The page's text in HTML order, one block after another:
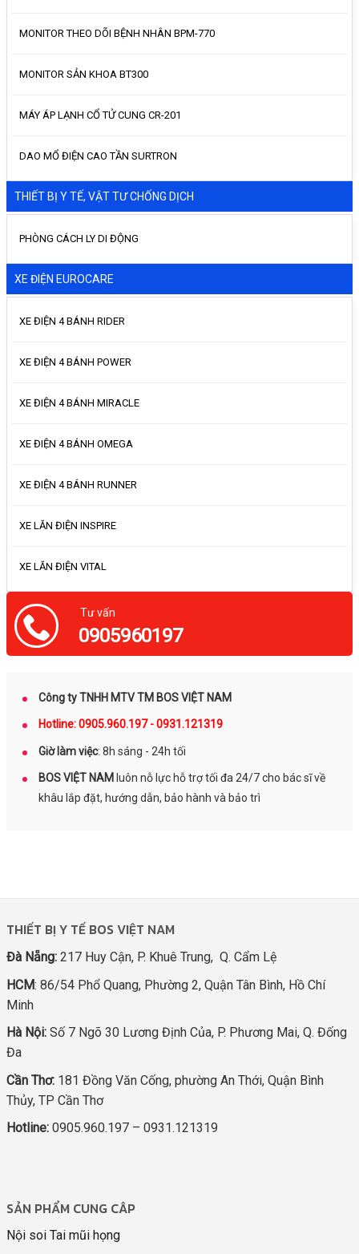
MONITOR THEO DÕI BỆNH NHÂN BPM-770
MONITOR SẢN KHOA BT300
MÁY ÁP LẠNH CỔ TỬ CUNG CR-201
DAO MỔ ĐIỆN CAO TẦN SURTRON
THIẾT BỊ Y TẾ, VẬT TƯ CHỐNG DỊCH
PHÒNG CÁCH LY DI ĐỘNG
XE ĐIỆN EUROCARE
XE ĐIỆN 4 BÁNH RIDER
XE ĐIỆN 4 BÁNH POWER
XE ĐIỆN 4 BÁNH MIRACLE
XE ĐIỆN 4 BÁNH OMEGA
XE ĐIỆN 4 BÁNH RUNNER
XE LĂN ĐIỆN INSPIRE
XE LĂN ĐIỆN VITAL
Tư vấn
Công ty TNHH MTV TM BOS VIỆT NAM
Hotline: 0905.960.197 - 0931.121319
Giờ làm việc: 8h sáng - 24h tối
BOS VIỆT NAM luôn nỗ lực hỗ trợ tối đa 24/7 cho bác sĩ về
khâu lắp đặt, hướng dẫn, bảo hành và bảo trì
THIẾT BỊ Y TẾ BOS VIỆT NAM
Đà Nẵng: 217 Huy Cận, P. Khuê Trung, Q. Cẩm Lệ
HCM: 86/54 Phổ Quang, Phường 2, Quận Tân Bình, Hồ Chí
Minh
Hà Nội: Số 7 Ngõ 30 Lương Định Của, P. Phương Mai, Q. Đống
Đa
Cần Thơ: 181 Đồng Văn Cống, phường An Thới, Quận Bình
Thủy, TP Cần Thơ
Hotline: 0905.960.197 – 0931.121319
SẢN PHẨM CUNG CÂP
Nội soi Tai mũi họng